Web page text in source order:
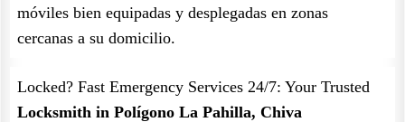
móviles bien equipadas y desplegadas en zonas
cercanas a su domicilio.
Locked? Fast Emergency Services 24/7: Your Trusted
Locksmith in Polígono La Pahilla, Chiva